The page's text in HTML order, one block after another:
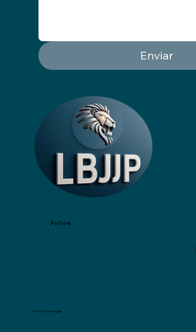
Follow
Enviar
© 2024 Wizart Digital